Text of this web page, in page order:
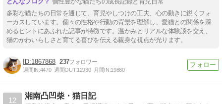
多彩な猫たちの日常を通じて、育児やしつけの工夫、心の動きに鋭くフォ
ーカスしています。個々の性格や行動の背景を理解し、愛猫との関係を深
めるヒントにあふれた記事が特徴です。温かみとリアルな体験談を交え、
猫のかわいらしさと育てる喜びを伝える親身な視点が光ります。
1867868 237
週間IN:4470 週間OUT:12930 月間IN:19880
12
湘南凸凹柴・猫日記